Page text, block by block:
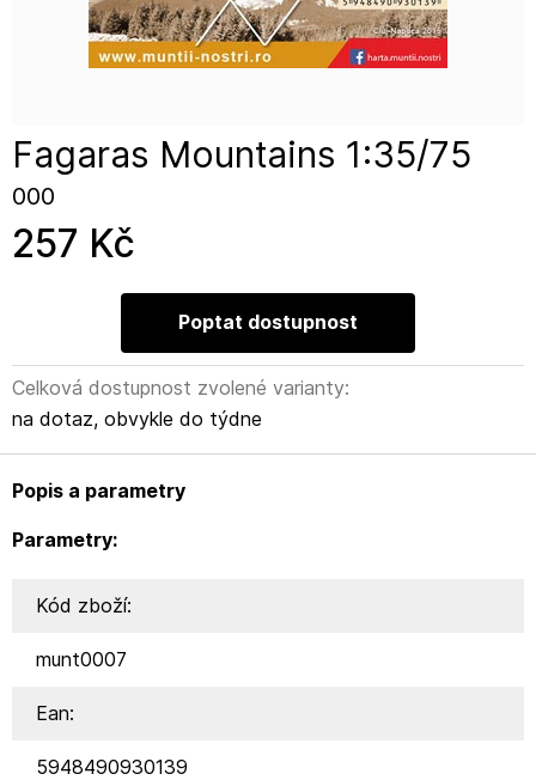
Fagaras Mountains 1:35/75
000
257 Kč
Poptat dostupnost
Celková dostupnost zvolené varianty:
na dotaz, obvykle do týdne
Popis a parametry
Parametry:
Kód zboží:
munt0007
Ean:
5948490930139